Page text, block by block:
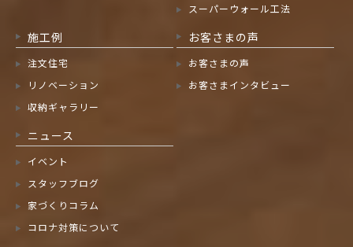
スーパーウォール工法
施工例
注文住宅
リノベーション
収納ギャラリー
お客さまの声
お客さまの声
お客さまインタビュー
ニュース
イベント
スタッフブログ
家づくりコラム
コロナ対策について